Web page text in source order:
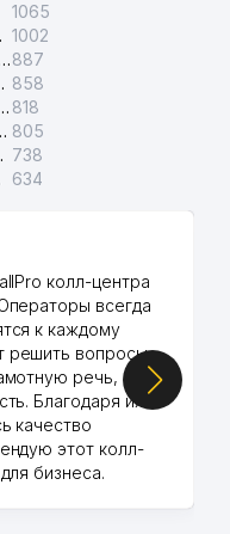
1065
1002
ЯККАСАРАЙСКИЙ МЕЖРАЙОННЫЙ СУД ПО ГРАЖДАНСКИМ ДЕЛАМ887
858
ПРЕДПРИЯТИЕ ЭЛЕКТРОСЕТИ АО 818
изолятор 805
738
634
колл-центра
всегда
к каждому
решить вопросы.
речь,
Благодаря их
качество
этот колл-
бизнеса.